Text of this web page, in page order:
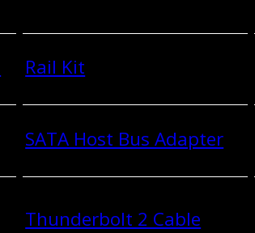
Rail Kit
SATA Host Bus Adapter
Thunderbolt 2 Cable